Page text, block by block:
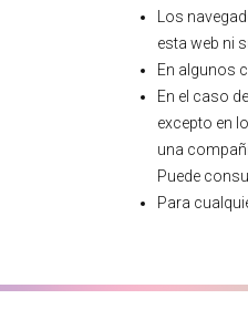
Los
esta web ni
En algunos
En el caso
excepto en
una
Puede
Para